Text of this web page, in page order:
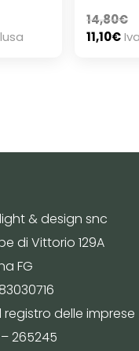
14,80€
11,10€
& design snc
di Vittorio 129A
FG
registro delle imprese
– 265245